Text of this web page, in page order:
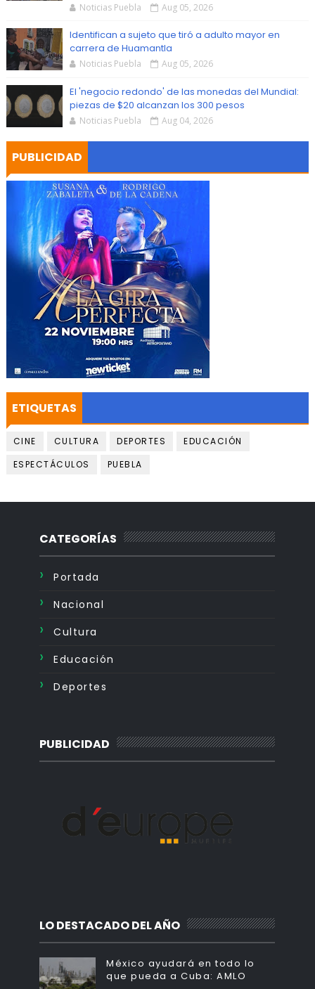
Noticias Puebla Aug 05, 2026
Identifican a sujeto que tiró a adulto mayor en
carrera de Huamantla
Noticias Puebla Aug 05, 2026
El 'negocio redondo' de las monedas del Mundial:
piezas de $20 alcanzan los 300 pesos
Noticias Puebla Aug 04, 2026
PUBLICIDAD
ETIQUETAS
CINE CULTURA DEPORTES
EDUCACIÓN
ESPECTÁCULOS
PUEBLA
CATEGORÍAS
Portada
Nacional
Cultura
Educación
Deportes
PUBLICIDAD
LO DESTACADO DEL AÑO
México ayudará en todo lo
que pueda a Cuba: AMLO